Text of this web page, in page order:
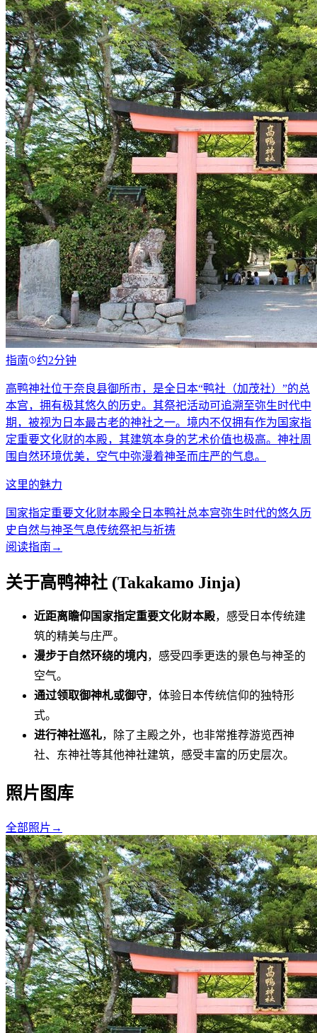
指南 约2分钟
高鸭神社位于奈良县御所市，是全日本“鸭社（加茂社）”的总
本宫，拥有极其悠久的历史。其祭祀活动可追溯至弥生时代中
期，被视为日本最古老的神社之一。境内不仅拥有作为国家指
定重要文化财的本殿，其建筑本身的艺术价值也极高。神社周
围自然环境优美，空气中弥漫着神圣而庄严的气息。
这里的魅力
国家指定重要文化财本殿全日本鸭社总本宫弥生时代的悠久历
史自然与神圣气息传统祭祀与祈祷
阅读指南 →
关于高鸭神社 (Takakamo Jinja)
近距离瞻仰国家指定重要文化财本殿，感受日本传统建
筑的精美与庄严。
漫步于自然环绕的境内，感受四季更迭的景色与神圣的
空气。
通过领取御神札或御守，体验日本传统信仰的独特形
式。
进行神社巡礼，除了主殿之外，也非常推荐游览西神
社、东神社等其他神社建筑，感受丰富的历史层次。
照片图库
全部照片 →